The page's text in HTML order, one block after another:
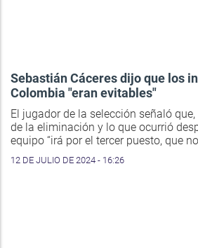
Sebastián Cáceres dijo que los
Colombia "eran evitables"
El jugador de la selección señaló que,
de la eliminación y lo que ocurrió
equipo “irá por el tercer puesto, que
12 DE JULIO DE 2024 - 16:26